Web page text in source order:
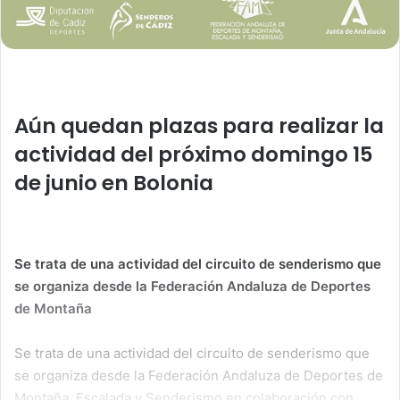
Aún quedan plazas para realizar la
actividad del próximo domingo 15
de junio en Bolonia
Se trata de una actividad del circuito de senderismo que
se organiza desde la Federación Andaluza de Deportes
de Montaña
Se trata de una actividad del circuito de senderismo que
se organiza desde la Federación Andaluza de Deportes de